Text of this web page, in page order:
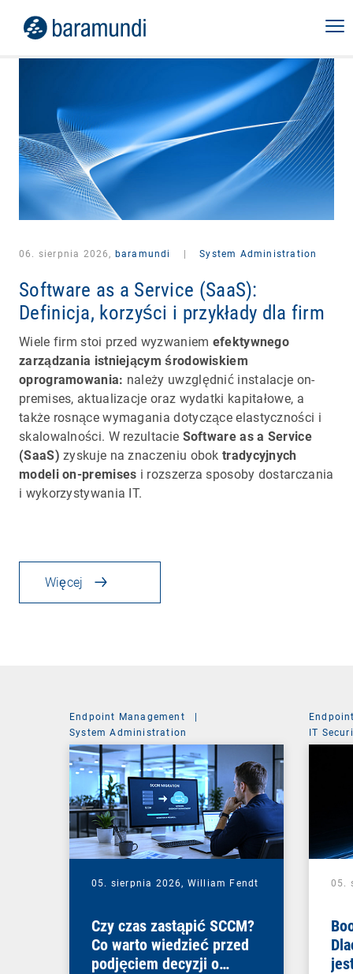
06. sierpnia 2026, baramundi System Administration
Software as a Service (SaaS):
Definicja, korzyści i przykłady dla firm
Wiele firm stoi przed wyzwaniem efektywnego
zarządzania istniejącym środowiskiem
oprogramowania: należy uwzględnić instalacje on-
premises, aktualizacje oraz wydatki kapitałowe, a
także rosnące wymagania dotyczące elastyczności i
skalowalności. W rezultacie Software as a Service
(SaaS) zyskuje na znaczeniu oboktradycyjnych
modeli on-premises i rozszerza sposoby dostarczania
i wykorzystywania IT.
Więcej
Endpoint Management
System Administration
05. sierpnia 2026, William Fendt
Czy czas zastąpić SCCM?
Co warto wiedzieć przed
podjęciem decyzji o
IT
05.